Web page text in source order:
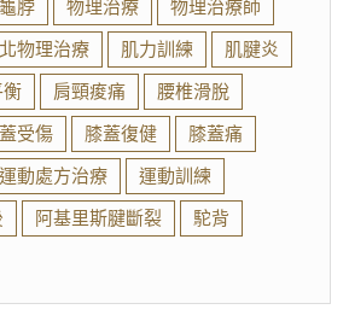
脖 物理治療
物理治療師
物理治療 肌力訓練
肌腱炎
衡
肩頸痠痛
腰椎滑脫
受傷 膝蓋復健
膝蓋痛
運動處方治療
運動訓練
阿基里斯腱斷裂
駝背